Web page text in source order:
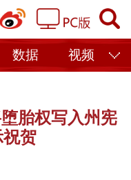
数据 视频
胎权写入州宪
贺